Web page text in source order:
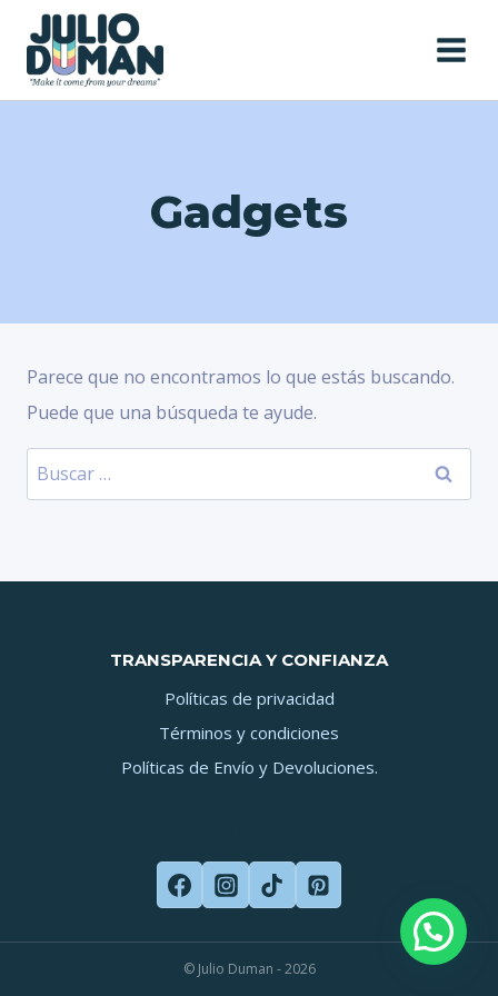
Saltar
contenido
Gadgets
Parece que no encontramos lo que estás buscando.
Puede que una búsqueda te ayude.
Buscar:
TRANSPARENCIA Y CONFIANZA
Políticas de privacidad
Términos y condiciones
Políticas de Envío y Devoluciones.
© Julio Duman - 2026